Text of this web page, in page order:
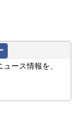
ース情報を、